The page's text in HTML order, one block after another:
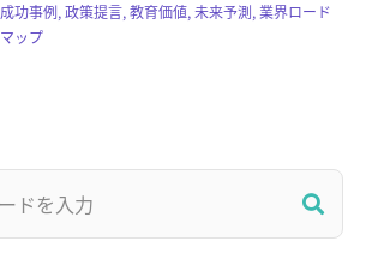
成功事例, 政策提言, 教育価値, 未来予測, 業界ロード
マップ